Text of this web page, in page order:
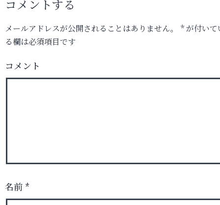
コメントする
メールアドレスが公開されることはありません。 *が付いて
る欄は必須項目です
コメント
名前 *